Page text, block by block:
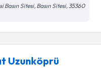
Sitesi, Basın Sitesi, 35360
Uzunköprü